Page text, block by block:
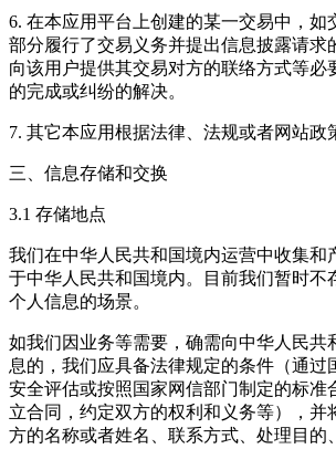
6. 在本应用平台上创建的某一交易中，如
部分履行了交易义务并提出信息披露请求
向该用户提供其交易对方的联络方式等必
的完成或纠纷的解决。
7. 其它本应用根据法律、法规或者网站政
三、信息存储和交换
3.1 存储地点
我们在中华人民共和国境内运营中收集和
于中华人民共和国境内。目前我们暂时不
个人信息的场景。
如我们因业务等需要，确需向中华人民共
息的，我们应具备法律规定的条件（通过
安全评估或按照国家网信部门制定的标准
立合同，约定双方的权利和义务等），并
方的名称或者姓名、联系方式、处理目的